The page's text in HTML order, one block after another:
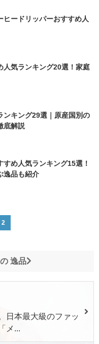
ヒードリッパーおすすめ人
人気ランキング20選！家庭
ンキング29選｜原産国別の
底解説
すめ人気ランキング15選！
逸品も紹介
2
逸品
日本最大級のファッ
メ...